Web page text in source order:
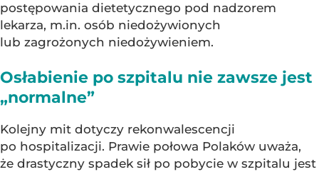
postępowania dietetycznego pod nadzorem
lekarza, m.in. osób niedożywionych
lub zagrożonych niedożywieniem.
Osłabienie po szpitalu nie zawsze jest
„normalne”
Kolejny mit dotyczy rekonwalescencji
po hospitalizacji. Prawie połowa Polaków uważa,
że drastyczny spadek sił po pobycie w szpitalu jest